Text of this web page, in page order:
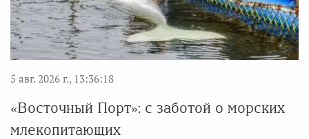
5 авг. 2026 г., 13:36:18
«Восточный Порт»: с заботой о морских
млекопитающих